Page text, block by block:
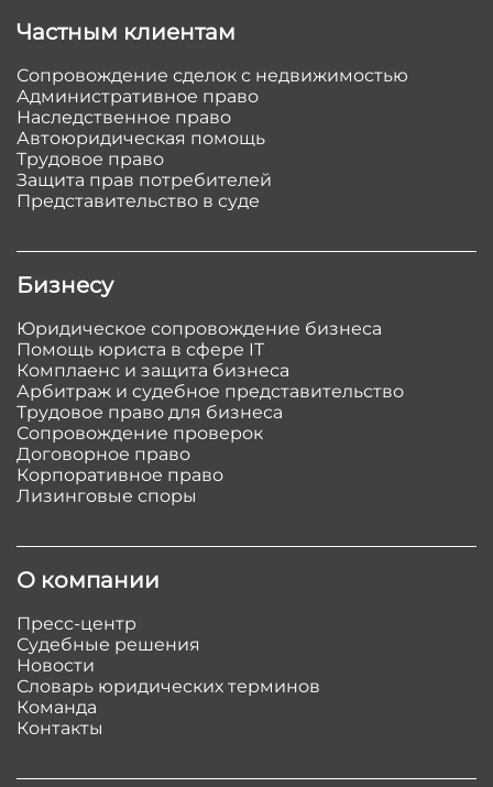
Частным клиентам
Сопровождение сделок с недвижимостью
Административное право
Наследственное право
Автоюридическая помощь
Трудовое право
Защита прав потребителей
Представительство в суде
Бизнесу
Юридическое сопровождение бизнеса
Помощь юриста в сфере IT
Комплаенс и защита бизнеса
Арбитраж и судебное представительство
Трудовое право для бизнеса
Сопровождение проверок
Договорное право
Корпоративное право
Лизинговые споры
О компании
Пресс-центр
Судебные решения
Новости
Словарь юридических терминов
Команда
Контакты